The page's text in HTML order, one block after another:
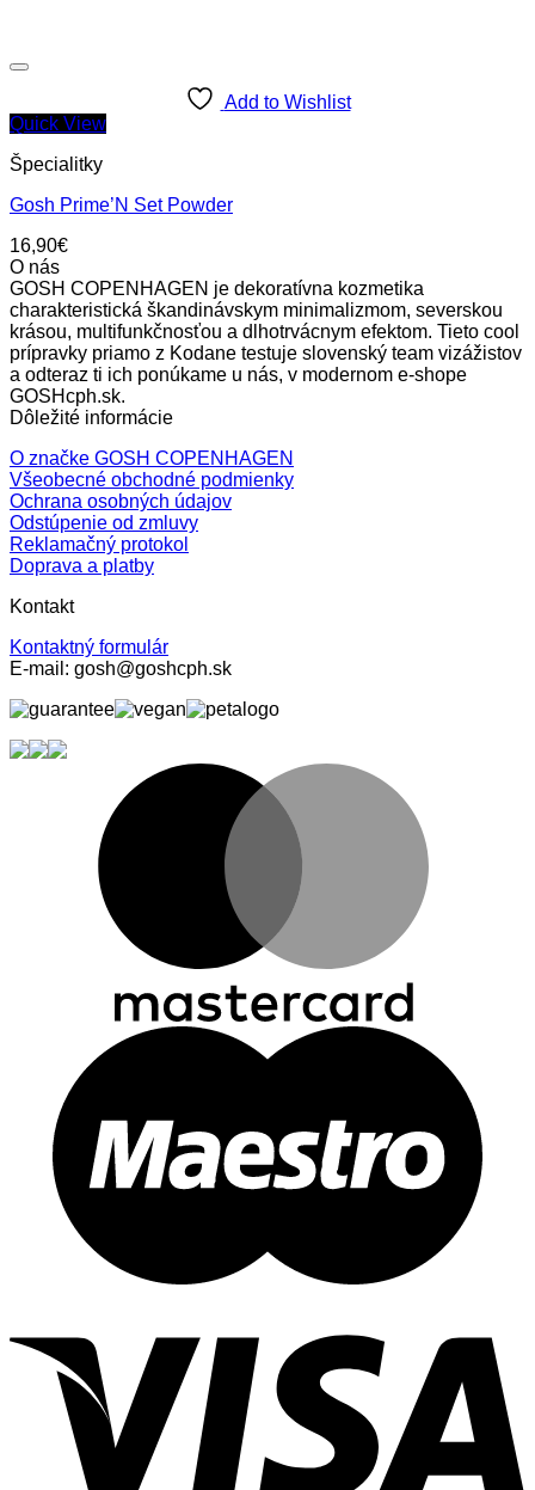
Add to Wishlist
Quick View
Špecialitky
Gosh Prime’N Set Powder
16,90€
O nás
GOSH COPENHAGEN je dekoratívna kozmetika
charakteristická škandinávskym minimalizmom, severskou
krásou, multifunkčnosťou a dlhotrvácnym efektom. Tieto cool
prípravky priamo z Kodane testuje slovenský team vizážistov
a odteraz ti ich ponúkame u nás, v modernom e-shope
GOSHcph.sk.
Dôležité informácie
O značke GOSH COPENHAGEN
Všeobecné obchodné podmienky
Ochrana osobných údajov
Odstúpenie od zmluvy
Reklamačný protokol
Doprava a platby
Kontakt
Kontaktný formulár
E-mail: gosh@goshcph.sk